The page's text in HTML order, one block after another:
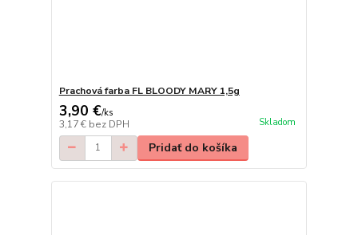
Prachová farba FL BLOODY MARY 1,5g
3,90 €/ks
3,17 € bez DPH Skladom
Pridať do košíka